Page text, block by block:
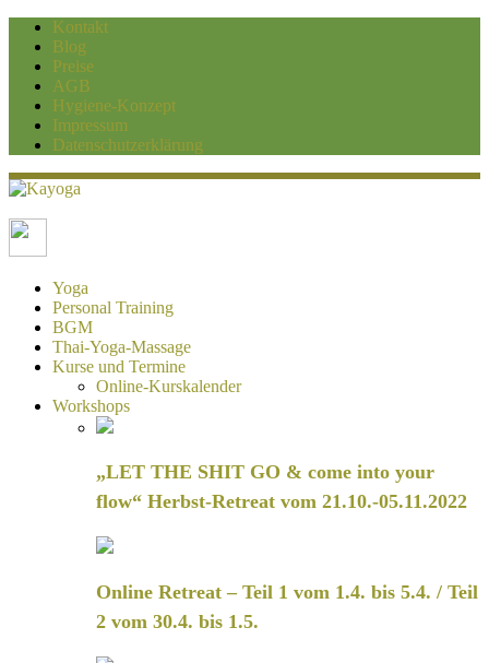
Kontakt
Blog
Preise
AGB
Hygiene-Konzept
Impressum
Datenschutzerklärung
Kayoga
Yoga und Personaltraining Duisburg
Yoga
Personal Training
BGM
Thai-Yoga-Massage
Kurse und Termine
Online-Kurskalender
Workshops
„LET THE SHIT GO & come into your
flow“ Herbst-Retreat vom 21.10.-05.11.2022
Online Retreat – Teil 1 vom 1.4. bis 5.4. / Teil
2 vom 30.4. bis 1.5.